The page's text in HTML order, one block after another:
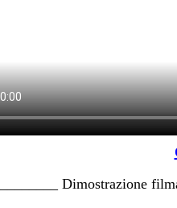
_________ Dimostrazione